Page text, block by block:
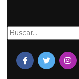
Buscar: